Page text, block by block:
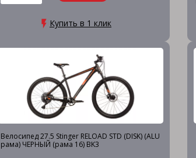
Купить в 1 клик
Велосипед 27.5 Stinger RELOAD STD (DISK) (ALU
рама) ЧЕРНЫЙ (рама 16) BK3